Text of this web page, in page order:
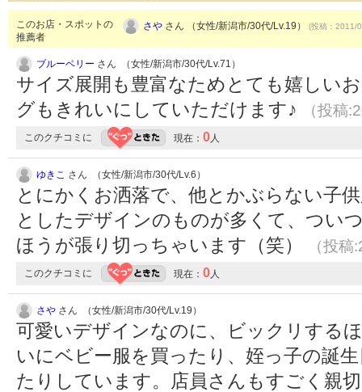
このお店・スポットの
推薦者
さや さん （女性/新潟市/30代/Lv.19） (投稿：2011/
ブルーベリー さん （女性/新潟市/30代/Lv.71）
サイズ展開も豊富なためとても嬉しい
グもきれいにしていただけます♪
（投稿
このクチコミに 現在： 0人
ゆきこ さん （女性/新潟市/30代/Lv.6）
とにかくお洒落で、他とかぶらない子
としたデザインのものが多くて、つい
ほうが張り切っちゃいます（笑）
（投
このクチコミに 現在： 0人
さや さん （女性/新潟市/30代/Lv.19）
可愛いデザインなのに、ビックリする
いにベビー服を買ったり、姪っ子の誕
たりしています。店員さんもすごく親